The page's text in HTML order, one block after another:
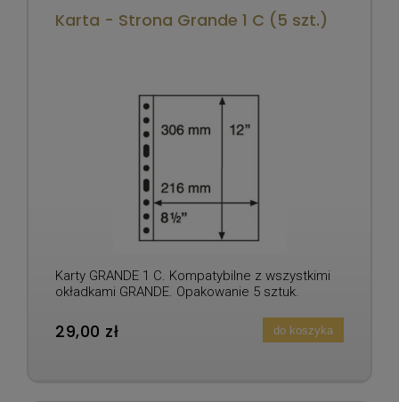
Karta - Strona Grande 1 C (5 szt.)
Karty GRANDE 1 C. Kompatybilne z wszystkimi
okładkami GRANDE. Opakowanie 5 sztuk.
29,00 zł do koszyka